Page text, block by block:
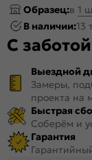
Образец:в 1
В наличии:13
С
Выездной
Замеры,
проекта на
Быстрая
Соберём и
Гарантия